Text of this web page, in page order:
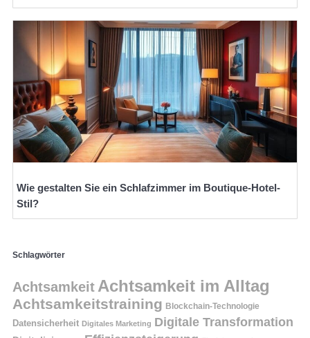
Wie gestalten Sie ein Schlafzimmer im Boutique-Hotel-
Stil?
Schlagwörter
Achtsamkeit Achtsamkeit im Alltag
Achtsamkeitstraining Blockchain-Technologie
Datensicherheit Digitales Marketing Digitale Transformation